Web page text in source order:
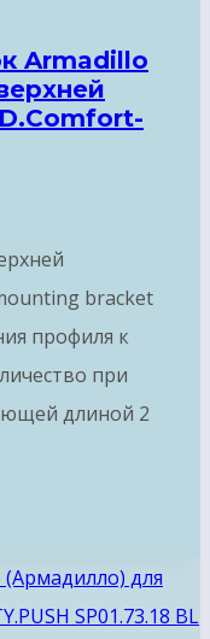
Armadillo
bracket
профиля к
при
длиной 2